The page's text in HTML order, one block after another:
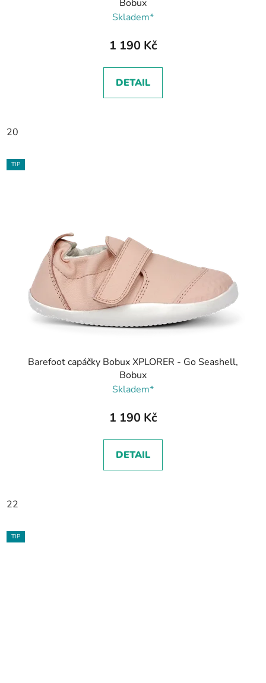
Bobux
Skladem*
1 190 Kč
DETAIL
20
TIP
Barefoot capáčky Bobux XPLORER - Go Seashell,
Bobux
Skladem*
1 190 Kč
DETAIL
22
TIP